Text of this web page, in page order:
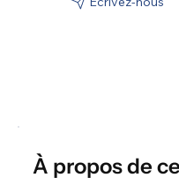
À propos de